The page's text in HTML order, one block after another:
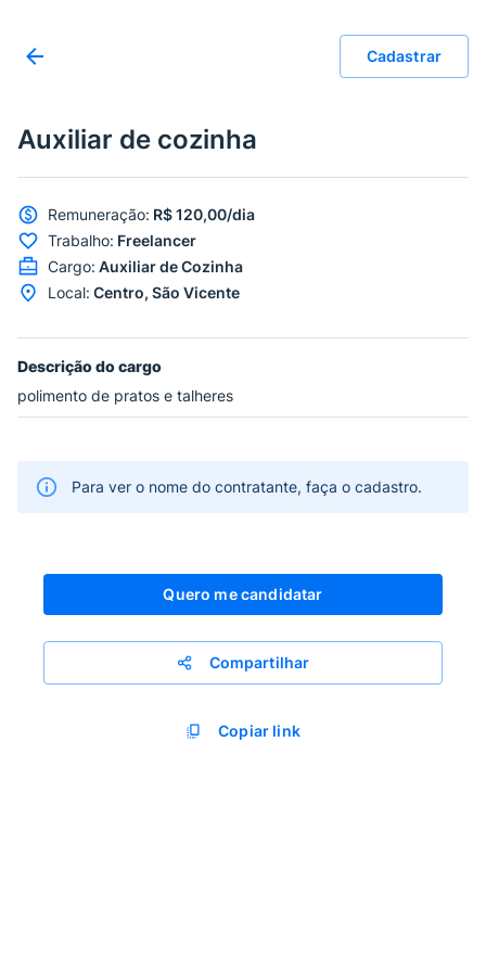
Cadastrar
Auxiliar de cozinha
Remuneração: R$ 120,00/dia
Trabalho: Freelancer
Cargo: Auxiliar de Cozinha
Local: Centro, São Vicente
Descrição do cargo
polimento de pratos e talheres
Para ver o nome do contratante, faça o cadastro.
Quero me candidatar
Compartilhar
Copiar link